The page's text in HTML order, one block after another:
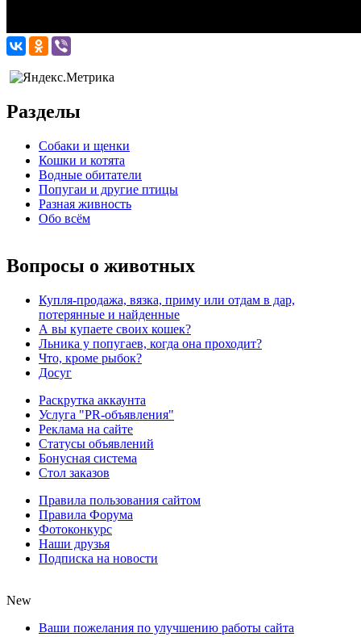
Разделы
Собаки и щенки
Кошки и котята
Водные обитатели
Попугаи и другие птицы
Разная живность
Обо всём
Вопросы о животных
Купля-продажа, вязка, приму или отдам в дар,
потерянные и найденные
А вы купаете своих кошек?
Льника у попугаев, когда она проходит?
Что, кроме рыбок?
Досуг
Раскрутка аккаунта
Услуга "PR-объявления"
Реклама на сайте
Статусы объявлений
Бонусная система
Стол заказов
Правила пользования сайтом
Правила Форума
Фотоконкурс
Наши друзья
Подписка на новости
New
Ваши пожелания по улучшению работы сайта